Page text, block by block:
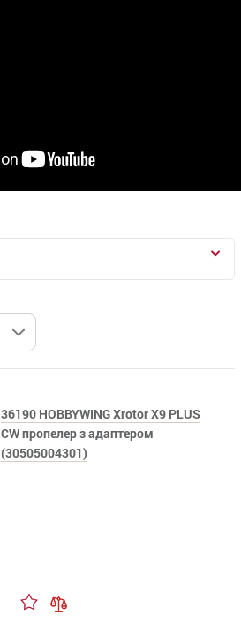
36190 HOBBYWING Xrotor X9 PLUS
CW пропелер з адаптером
(30505004301)